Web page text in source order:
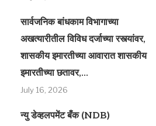
सार्वजनिक बांधकाम विभागाच्या
अखत्यारीतील विविध दर्जाच्या रस्त्यांवर,
शासकीय इमारतीच्या आवारात शासकीय
इमारतीच्या छतावर,...
July 16, 2026
न्यु डेव्हलपमेंट बँक (NDB)